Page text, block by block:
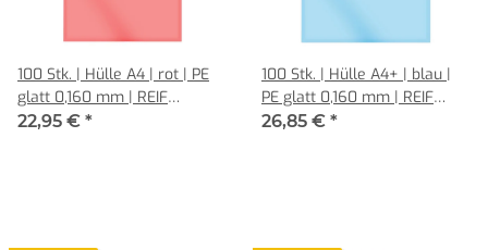
100 Stk. | Hülle A4 | rot | PE
glatt 0,160 mm | REIF
Hamburg
22,95 € *
100 Stk. | Hülle A4+ | blau |
PE glatt 0,160 mm | REIF
Hamburg
26,85 € *